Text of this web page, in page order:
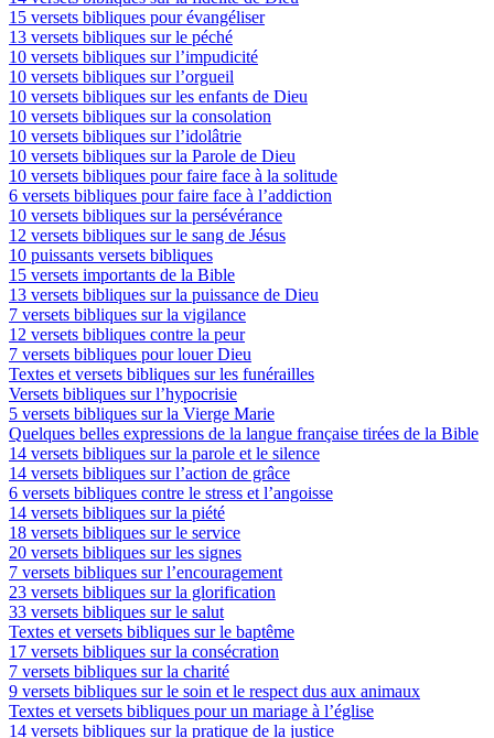
15 versets bibliques pour évangéliser
13 versets bibliques sur le péché
10 versets bibliques sur l’impudicité
10 versets bibliques sur l’orgueil
10 versets bibliques sur les enfants de Dieu
10 versets bibliques sur la consolation
10 versets bibliques sur l’idolâtrie
10 versets bibliques sur la Parole de Dieu
10 versets bibliques pour faire face à la solitude
6 versets bibliques pour faire face à l’addiction
10 versets bibliques sur la persévérance
12 versets bibliques sur le sang de Jésus
10 puissants versets bibliques
15 versets importants de la Bible
13 versets bibliques sur la puissance de Dieu
7 versets bibliques sur la vigilance
12 versets bibliques contre la peur
7 versets bibliques pour louer Dieu
Textes et versets bibliques sur les funérailles
Versets bibliques sur l’hypocrisie
5 versets bibliques sur la Vierge Marie
Quelques belles expressions de la langue française tirées de la Bible
14 versets bibliques sur la parole et le silence
14 versets bibliques sur l’action de grâce
6 versets bibliques contre le stress et l’angoisse
14 versets bibliques sur la piété
18 versets bibliques sur le service
20 versets bibliques sur les signes
7 versets bibliques sur l’encouragement
23 versets bibliques sur la glorification
33 versets bibliques sur le salut
Textes et versets bibliques sur le baptême
17 versets bibliques sur la consécration
7 versets bibliques sur la charité
9 versets bibliques sur le soin et le respect dus aux animaux
Textes et versets bibliques pour un mariage à l’église
14 versets bibliques sur la pratique de la justice